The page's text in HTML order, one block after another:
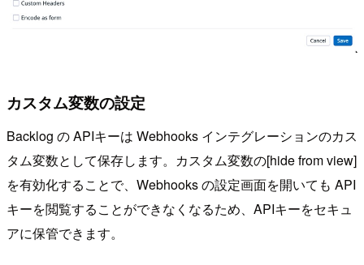
カスタム変数の設定
Backlog の APIキーは Webhooks インテグレーションのカス
タム変数として保存します。カスタム変数の[hide from view]
を有効化することで、Webhooks の設定画面を開いても API
キーを閲覧することができなくなるため、APIキーをセキュ
アに保管できます。